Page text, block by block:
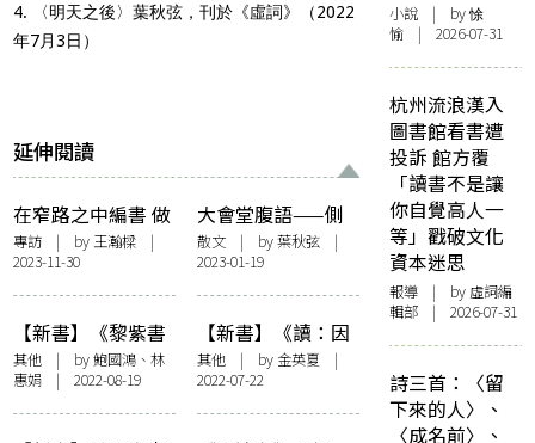
4. 〈明天之後〉葉秋弦，刊於《虛詞》（2022
年7月3日）
延伸閱讀
在窄路之中編書 做
一顆會發光的微塵
——訪中華書局編
輯葉秋弦
專訪 | by 王瀚樑 |
2023-11-30
大會堂腹語——側
記成書的日子
散文| by葉秋弦|
2023-01-19
【新書】《黎紫書
小小說》前言
其他 | by 鮑國鴻、林
惠娟 | 2022-08-19
【新書】《讀：因
為有小說，我們得
以自由》——作者
的話
其他| by 金英夏 |
2022-07-22
小說 | by 悇
愉 | 2026-07-31
杭州流浪漢入
圖書館看書遭
投訴 館方覆
「讀書不是讓
你自覺高人一
等」戳破文化
資本迷思
報導 | by 虛詞編
輯部 | 2026-07-31
詩三首：〈留
下來的人〉、
〈成名前〉、